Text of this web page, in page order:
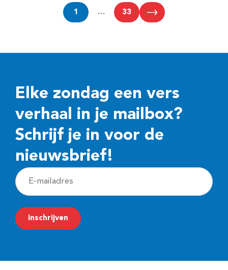
1 … 33
Elke zondag een vers
verhaal in je mailbox?
Schrijf je in voor de
nieuwsbrief!
E
-
m
a
Inschrijven